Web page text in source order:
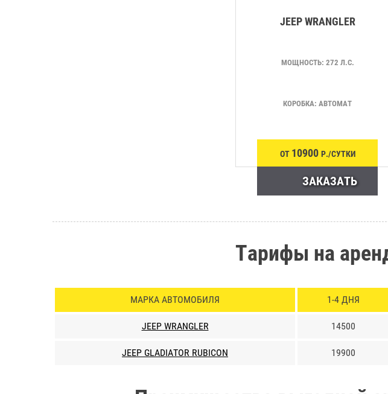
JEEP WRANGLER
МОЩНОСТЬ: 272 Л.С.
КОРОБКА: АВТОМАТ
ОТ 10900 Р./СУТКИ
ЗАКАЗАТЬ
Тарифы на
МАРКА АВТОМОБИЛЯ 1-4 ДНЯ
JEEP WRANGLER 14500
JEEP GLADIATOR RUBICON 19900